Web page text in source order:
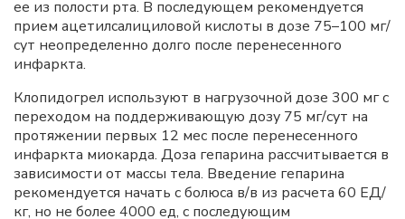
ее из полости рта. В последующем рекомендуется
прием ацетилсалициловой кислоты в дозе 75–100 мг/
сут неопределенно долго после перенесенного
инфаркта.
Клопидогрел используют в нагрузочной дозе 300 мг с
переходом на поддерживающую дозу 75 мг/сут на
протяжении первых 12 мес после перенесенного
инфаркта миокарда. Доза гепарина рассчитывается в
зависимости от массы тела. Введение гепарина
рекомендуется начать с болюса в/в из расчета 60 ЕД/
кг, но не более 4000 ед, с последующим